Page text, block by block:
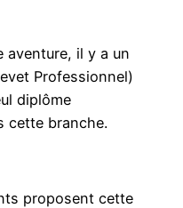
aventure, il y a un
Professionnel)
diplôme
cette branche.
proposent cette